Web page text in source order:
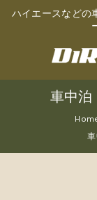
ハイエースなどの
車中泊